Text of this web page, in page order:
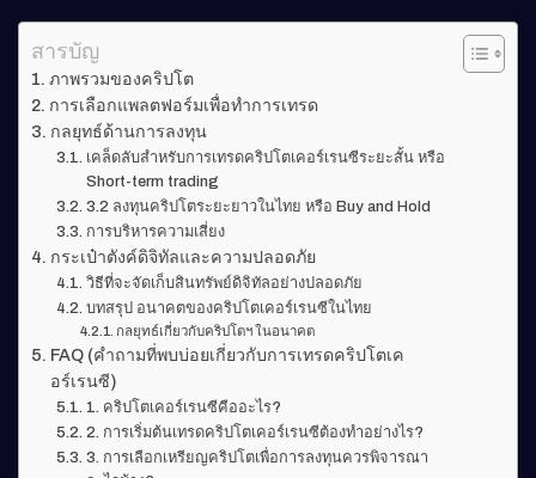
สารบัญ
ภาพรวมของคริปโต
การเลือกแพลตฟอร์มเพื่อทำการเทรด
กลยุทธ์ด้านการลงทุน
เคล็ดลับสำหรับการเทรดคริปโตเคอร์เรนซีระยะสั้น หรือ
Short-term trading
3.2 ลงทุนคริปโตระยะยาวในไทย หรือ Buy and Hold
การบริหารความเสี่ยง
กระเป๋าตังค์ดิจิทัลและความปลอดภัย
วิธีที่จะจัดเก็บสินทรัพย์ดิจิทัลอย่างปลอดภัย
บทสรุป อนาคตของคริปโตเคอร์เรนซีในไทย
กลยุทธ์เกี่ยวกับคริปโตฯ ในอนาคต
FAQ (คำถามที่พบบ่อยเกี่ยวกับการเทรดคริปโตเค
อร์เรนซี)
1. คริปโตเคอร์เรนซีคืออะไร?
2. การเริ่มต้นเทรดคริปโตเคอร์เรนซีต้องทำอย่างไร?
3. การเลือกเหรียญคริปโตเพื่อการลงทุนควรพิจารณา